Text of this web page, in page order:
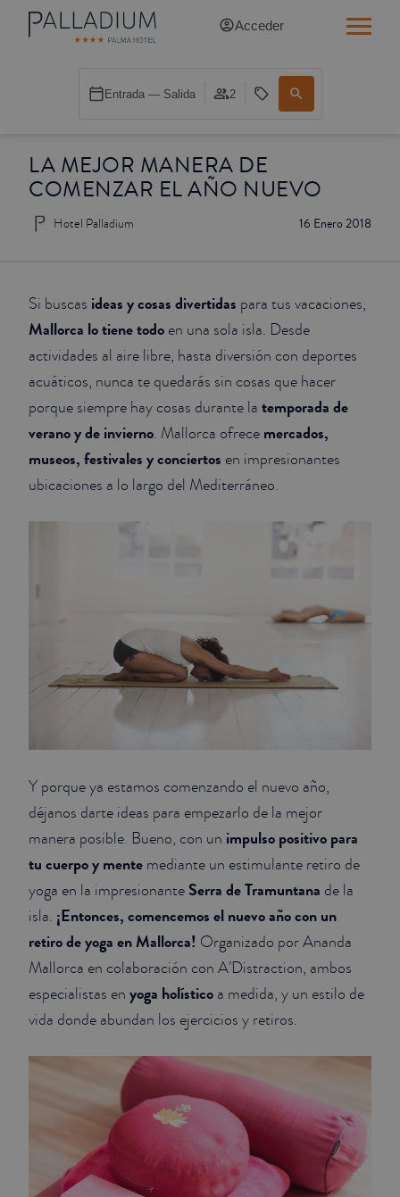
LA MEJOR MANERA DE
COMENZAR EL AÑO NUEVO
16 Enero 2018
Hotel Palladium
Si buscas ideas y cosas divertidas para tus vacaciones,
Mallorca lo tiene todo en una sola isla. Desde
actividades al aire libre, hasta diversión con deportes
acuáticos, nunca te quedarás sin cosas que hacer
porque siempre hay cosas durante la temporada de
verano y de invierno. Mallorca ofrece mercados,
museos, festivales y conciertos en impresionantes
ubicaciones a lo largo del Mediterráneo.
Y porque ya estamos comenzando el nuevo año,
déjanos darte ideas para empezarlo de la mejor
manera posible. Bueno, con un impulso positivo para
tu cuerpo y mente mediante un estimulante retiro de
yoga en la impresionante Serra de Tramuntana de la
isla. ¡Entonces, comencemos el nuevo año con un
retiro de yoga en Mallorca! Organizado por Ananda
Mallorca en colaboración con A’Distraction, ambos
especialistas en yoga holístico a medida, y un estilo de
vida donde abundan los ejercicios y retiros.
Acceder
Entrada — Salida 2
INDIVIDUAL BALCÓN CATEDRAL
DOBLE WHITE
SUPERIOR
JUNIOR SUITES
SUITE